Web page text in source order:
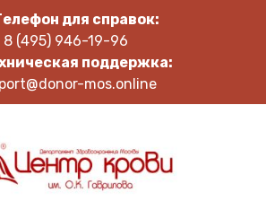
для справок:
8 (495) 946-19-96
поддержка:
mos.online